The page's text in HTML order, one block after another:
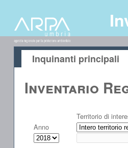
Inquinanti principali
Inventario
Anno
Territorio di